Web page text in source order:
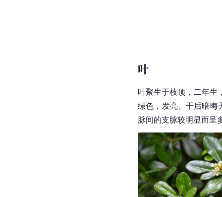
叶
叶聚生于枝顶，二年生
绿色，发亮、干后暗晦
脉间的支脉较明显而呈